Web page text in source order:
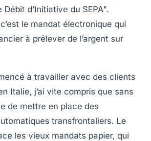
d’Initiative du SEPA".
le mandat électronique qui
à prélever de l’argent sur
à travailler avec des clients
Italie, j’ai vite compris que sans
de mettre en place des
transfrontaliers. Le
les vieux mandats papier, qui